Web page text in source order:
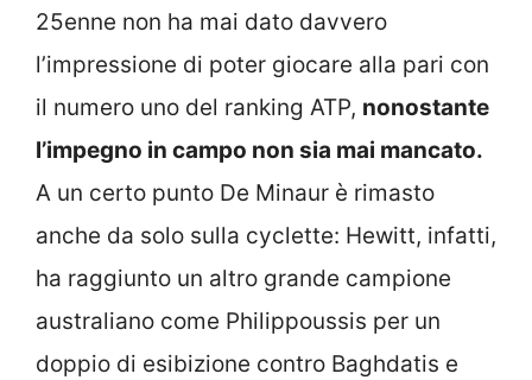
25enne non ha mai dato davvero
l’impressione di poter giocare alla pari con
il numero uno del ranking ATP, nonostante
l’impegno in campo non sia mai mancato.
A un certo punto De Minaur è rimasto
anche da solo sulla cyclette: Hewitt, infatti,
ha raggiunto un altro grande campione
australiano come Philippoussis per un
doppio di esibizione contro Baghdatis e